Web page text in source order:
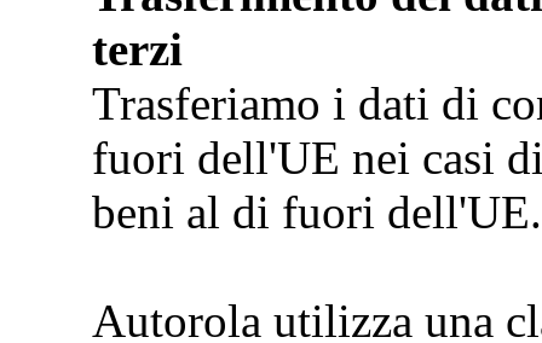
terzi
Trasferiamo i dati di
fuori dell'UE nei casi
beni al di fuori dell'UE.
Autorola utilizza una